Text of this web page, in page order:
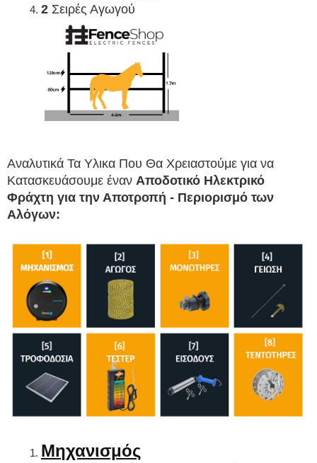
2 Σειρές Αγωγού
Αναλυτικά Τα Υλικα Που Θα Χρειαστούμε για να
Κατασκευάσουμε έναν Αποδοτικό Ηλεκτρικό
Φράχτη για την
Αλόγων:
Μηχανισμός